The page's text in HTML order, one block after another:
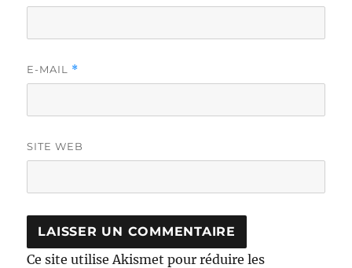
E-MAIL *
SITE WEB
Ce site utilise Akismet pour réduire les